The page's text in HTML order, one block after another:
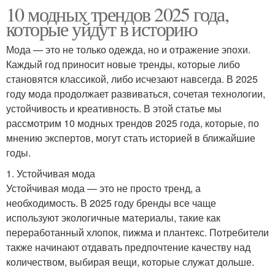
10 модных трендов 2025 года,
которые уйдут в историю
Мода — это не только одежда, но и отражение эпохи.
Каждый год приносит новые тренды, которые либо
становятся классикой, либо исчезают навсегда. В 2025
году мода продолжает развиваться, сочетая технологии,
устойчивость и креативность. В этой статье мы
рассмотрим 10 модных трендов 2025 года, которые, по
мнению экспертов, могут стать историей в ближайшие
годы.
1. Устойчивая мода
Устойчивая мода — это не просто тренд, а
необходимость. В 2025 году бренды все чаще
используют экологичные материалы, такие как
переработанный хлопок, пижма и плантекс. Потребители
также начинают отдавать предпочтение качеству над
количеством, выбирая вещи, которые служат дольше.